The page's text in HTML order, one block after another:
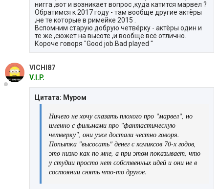
нигга ,вот и возникает вопрос ,куда катится марвел ?
Обратимся к 2017 году - там вообще другие актёры
,не те которые в римейке 2015 .
Вспомним старую добрую четвёрку - актёры один и
те же ,сюжет на высоте ,и вообще всё отлично.
Короче говоря "Good job.Bad played "
VICHI87
V.I.P.
Цитата: Муром
Ничего не хочу сказать плохого про "марвел", но
именно с фильмами про "фантастическую
четверку", они уже достали честно говоря.
Попытка "высосать" денег с комиксов 70-х годов,
это низко как по мне, а при этом показывает, что
у студии просто нет собственных идей и они не в
состоянии снять что-то другое.